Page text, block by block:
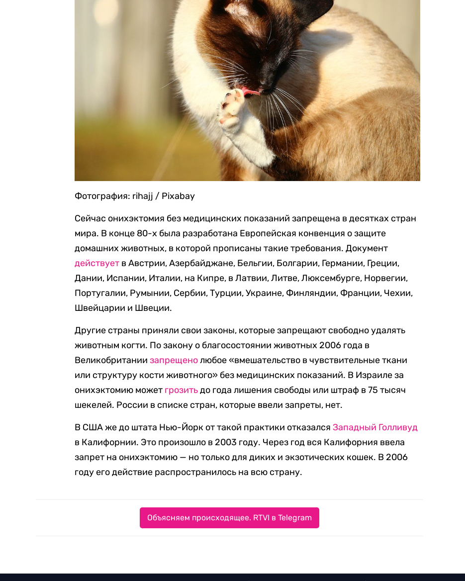
Фотография: rihajj / Pixabay
Сейчас онихэктомия без медицинских показаний запрещена в десятках стран
мира. В конце 80-х была разработана Европейская конвенция о защите
домашних животных, в которой прописаны такие требования. Документ
действует в Австрии, Азербайджане, Бельгии, Болгарии, Германии, Греции,
Дании, Испании, Италии, на Кипре, в Латвии, Литве, Люксембурге, Норвегии,
Португалии, Румынии, Сербии, Турции, Украине, Финляндии, Франции, Чехии,
Швейцарии и Швеции.
Другие страны приняли свои законы, которые запрещают свободно удалять
животным когти. По закону о благосостоянии животных 2006 года в
Великобритании запрещенолюбое «вмешательство в чувствительные ткани
или структуру кости животного» без медицинских показаний. В Израиле за
онихэктомию может грозитьдо года лишения свободы или штраф в 75 тысяч
шекелей. России в списке стран, которые ввели запреты, нет.
В США же до штата Нью-Йорк от такой практики отказался Западный Голливуд
в Калифорнии. Это произошло в 2003 году. Через год вся Калифорния ввела
запрет на онихэктомию — но только для диких и экзотических кошек. В 2006
году его действие распространилось на всю страну.
Объясняем происходящее. RTVI в Telegram